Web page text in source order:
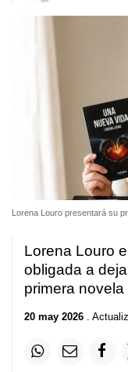
Lorena Louro presentará su
Lorena Louro
obligada a
primera novela
20 may 2026 .